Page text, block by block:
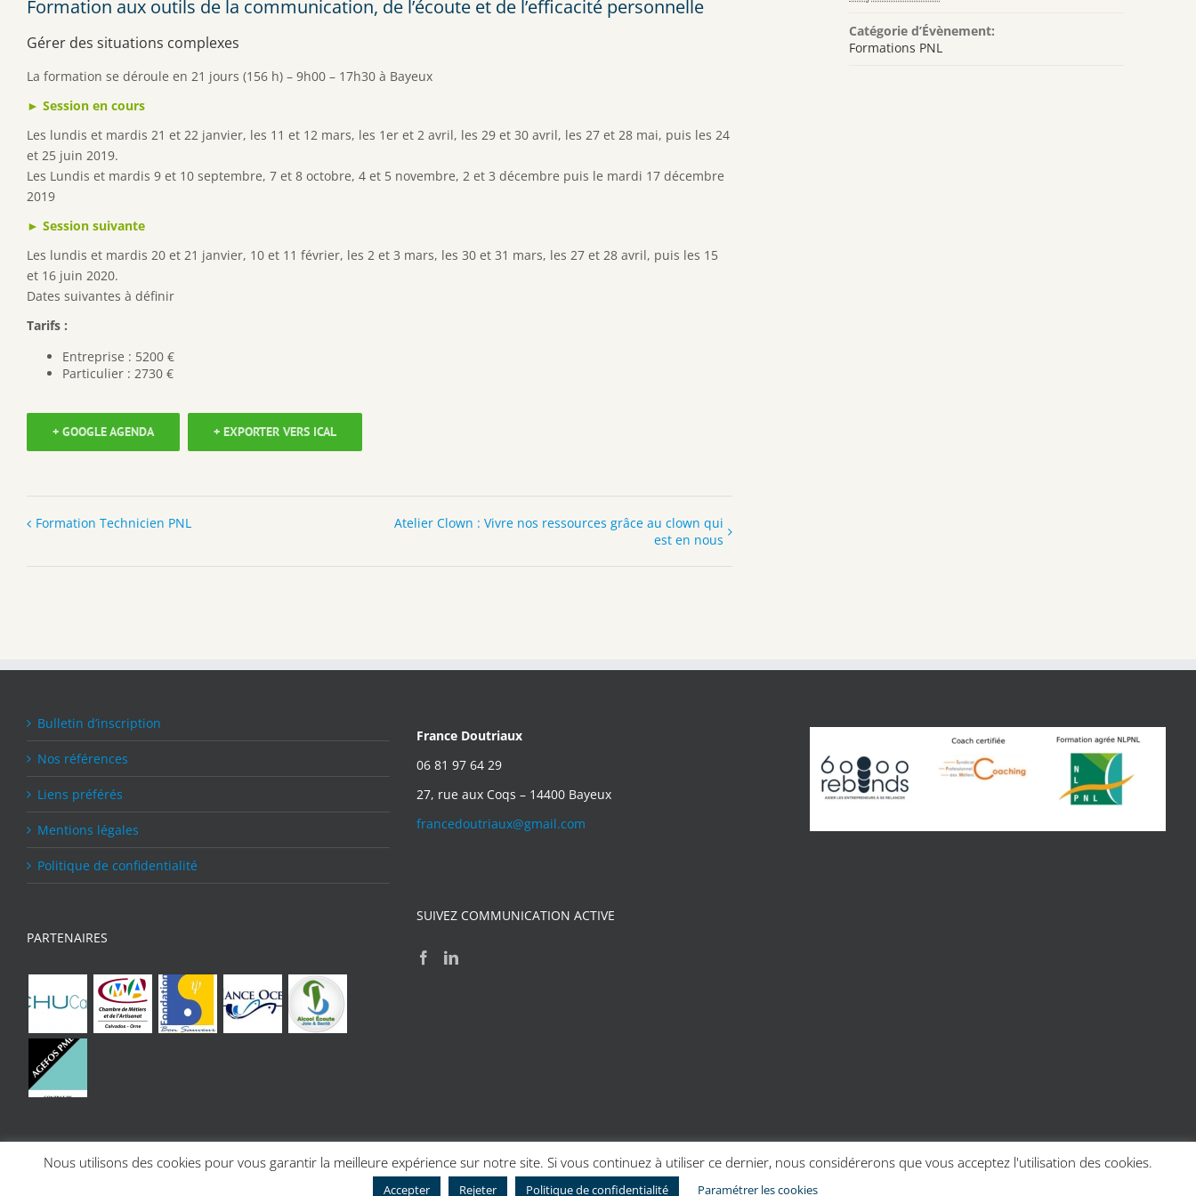
Formation aux outils de la communication, de l’écoute et de l’efficacité personnelle
Gérer des situations complexes
La formation se déroule en 21 jours (156 h) – 9h00 – 17h30 à Bayeux
► Session en cours
Les lundis et mardis 21 et 22 janvier, les 11 et 12 mars, les 1er et 2 avril, les 29 et 30 avril, les 27 et 28 mai, puis les 24
et 25 juin 2019.
Les Lundis et mardis 9 et 10 septembre, 7 et 8 octobre, 4 et 5 novembre, 2 et 3 décembre puis le mardi 17 décembre
2019
► Session suivante
Les lundis et mardis 20 et 21 janvier, 10 et 11 février, les 2 et 3 mars, les 30 et 31 mars, les 27 et 28 avril, puis les 15
et 16 juin 2020.
Dates suivantes à définir
Tarifs :
Entreprise : 5200 €
Particulier : 2730 €
+ GOOGLE AGENDA + EXPORTER VERS ICAL
Formation Technicien PNL
Atelier Clown : Vivre nos ressources grâce au clown qui
est en nous
Catégorie d’Évènement:
Formations PNL
Bulletin d’inscription
Nos références
Liens préférés
Mentions légales
Politique de confidentialité
PARTENAIRES
France Doutriaux
06 81 97 64 29
27, rue aux Coqs – 14400 Bayeux
francedoutriaux@gmail.com
SUIVEZ COMMUNICATION ACTIVE
Charline Budor - Création site internet Caen| Création graphiqueCréation graphique - Couleur Scribe
Nous utilisons des cookies pour vous garantir la meilleure expérience sur notre site. Si vous continuez à utiliser ce dernier, nous considérerons que vous acceptez l'utilisation des cookies.
Accepter Rejeter Politique de confidentialité Paramétrer les cookies